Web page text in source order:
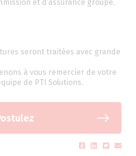
et d’assurance groupe.
seront traitées avec grande
à vous remercier de votre
de PTI Solutions.